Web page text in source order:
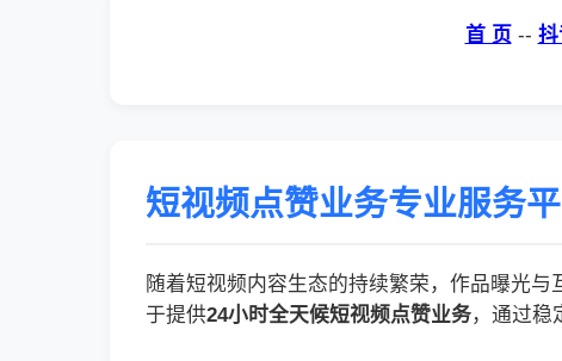
首 页 --
短视频点赞业务专业服务
随着短视频内容生态的持续繁荣，作品曝光
于提供24小时全天候短视频点赞业务，通过稳